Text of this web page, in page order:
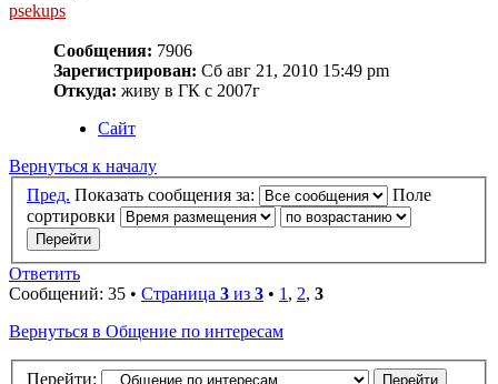
psekups
Сообщения: 7906
Зарегистрирован: Сб авг 21, 2010 15:49 pm
Откуда: живу в ГК с 2007г
Сайт
Вернуться к началу
Пред. Показать сообщения за:
Поле
сортировки
Ответить
Сообщений: 35 • Страница 3 из 3 • 1 , 2, 3
Вернуться в Общение по интересам
Перейти: